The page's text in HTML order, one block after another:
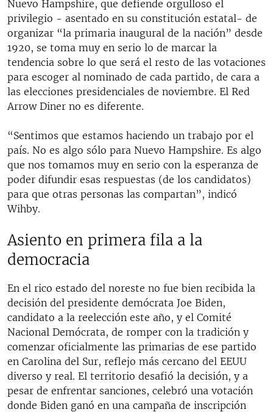
Nuevo Hampshire, que defiende orgulloso el
privilegio - asentado en su constitución estatal- de
organizar “la primaria inaugural de la nación” desde
1920, se toma muy en serio lo de marcar la
tendencia sobre lo que será el resto de las votaciones
para escoger al nominado de cada partido, de cara a
las elecciones presidenciales de noviembre. El Red
Arrow Diner no es diferente.
“Sentimos que estamos haciendo un trabajo por el
país. No es algo sólo para Nuevo Hampshire. Es algo
que nos tomamos muy en serio con la esperanza de
poder difundir esas respuestas (de los candidatos)
para que otras personas las compartan”, indicó
Wihby.
Asiento en primera fila a la
democracia
En el rico estado del noreste no fue bien recibida la
decisión del presidente demócrata Joe Biden,
candidato a la reelección este año, y el Comité
Nacional Demócrata, de romper con la tradición y
comenzar oficialmente las primarias de ese partido
en Carolina del Sur, reflejo más cercano del EEUU
diverso y real. El territorio desafió la decisión, y a
pesar de enfrentar sanciones, celebró una votación
donde Biden ganó en una campaña de inscripción